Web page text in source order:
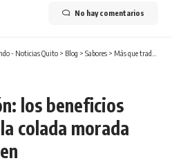
No hay comentarios
- Noticias Quito > Blog > Sabores > Más que tradición: los beneficios nutricionales de la colada morada que pocos conocen
los beneficios
colada morada